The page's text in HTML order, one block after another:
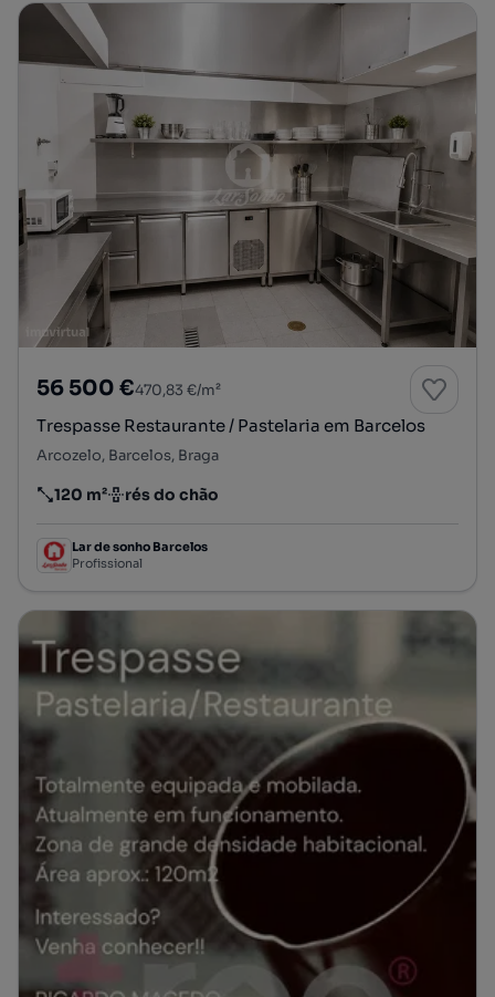
56 500 €470,83 €/m²
Trespasse Restaurante / Pastelaria em Barcelos
Arcozelo, Barcelos, Braga
Preço por metro quadrado
120 m²
Andar rés do chão
Lar de sonho Barcelos
Profissional